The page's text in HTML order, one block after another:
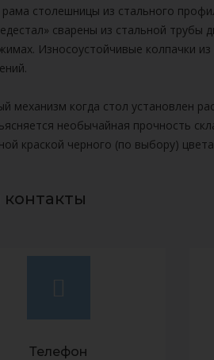
столешницы из стального
сварены из стальной трубы
Износоустойчивые колпачки
механизм когда стол установлен
необычайная прочность
краской черного (по выбору)
Телефон